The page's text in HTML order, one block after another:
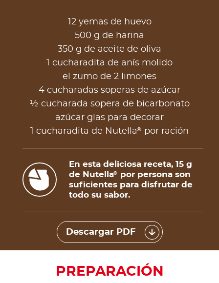
12 yemas de huevo
500 g de harina
350 g de aceite de oliva
1 cucharadita de anís molido
el zumo de 2 limones
4 cucharadas soperas de azúcar
½ cucharada sopera de bicarbonato
azúcar glas para decorar
1 cucharadita de Nutella® por ración
En esta deliciosa receta, 15 g
de Nutella®
por persona son
suficientes para disfrutar de
todo su sabor.
Descargar PDF
PREPARACIÓN